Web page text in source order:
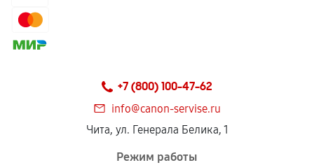
+7 (800) 100-47-62
info@canon-servise.ru
Чита, ул. Генерала Белика, 1
Режим работы